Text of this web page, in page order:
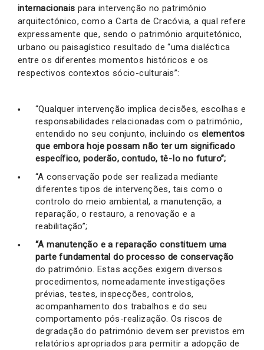
internacionais para intervenção no património
arquitectónico, como a Carta de Cracóvia, a qual refere
expressamente que, sendo o património arquitetónico,
urbano ou paisagístico resultado de “uma dialéctica
entre os diferentes momentos históricos e os
respectivos contextos sócio-culturais”:
“Qualquer intervenção implica decisões, escolhas e
responsabilidades relacionadas com o património,
entendido no seu conjunto, incluindo os elementos
que embora hoje possam não ter um significado
específico, poderão, contudo, tê-Io no futuro”;
“A conservação pode ser realizada mediante
diferentes tipos de intervenções, tais como o
controlo do meio ambiental, a manutenção, a
reparação, o restauro, a renovação e a
reabilitação”;
“A manutenção e a reparação constituem uma
parte fundamental do processo de conservação
do património. Estas acções exigem diversos
procedimentos, nomeadamente investigações
prévias, testes, inspecções, controlos,
acompanhamento dos trabalhos e do seu
comportamento pós-realização. Os riscos de
degradação do património devem ser previstos em
relatórios apropriados para permitir a adopção de